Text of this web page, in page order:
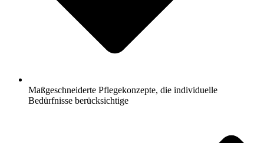
Maßgeschneiderte Pflegekonzepte, die individuelle
Bedürfnisse berücksichtige